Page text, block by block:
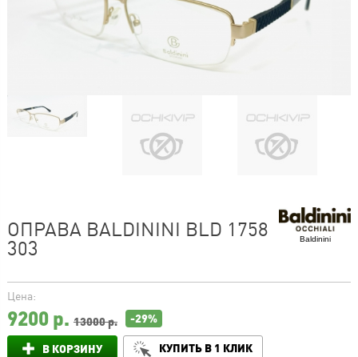
Baldinini
ОПРАВА BALDININI BLD 1758
303
Цена:
9200р. 13000 р. -29%
В КОРЗИНУ КУПИТЬ В 1 КЛИК